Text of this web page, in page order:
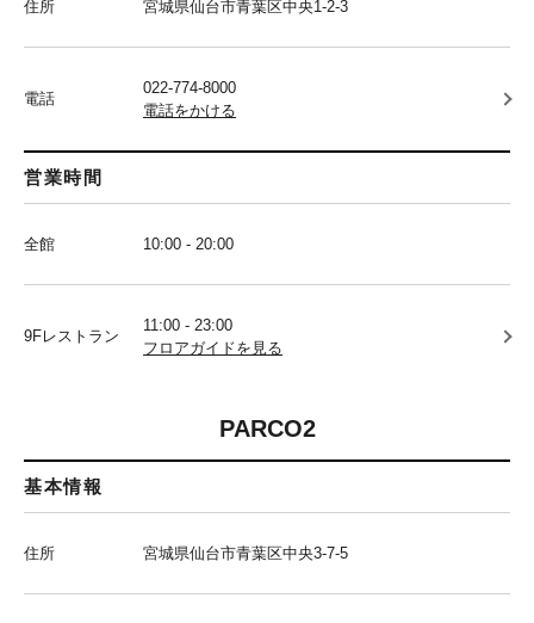
住所 宮城県仙台市青葉区中央1-2-3
電話
022-774-8000
電話をかける
営業時間
全館 10:00 - 20:00
9Fレストラン
11:00 - 23:00
フロアガイドを見る
PARCO2
基本情報
住所 宮城県仙台市青葉区中央3-7-5